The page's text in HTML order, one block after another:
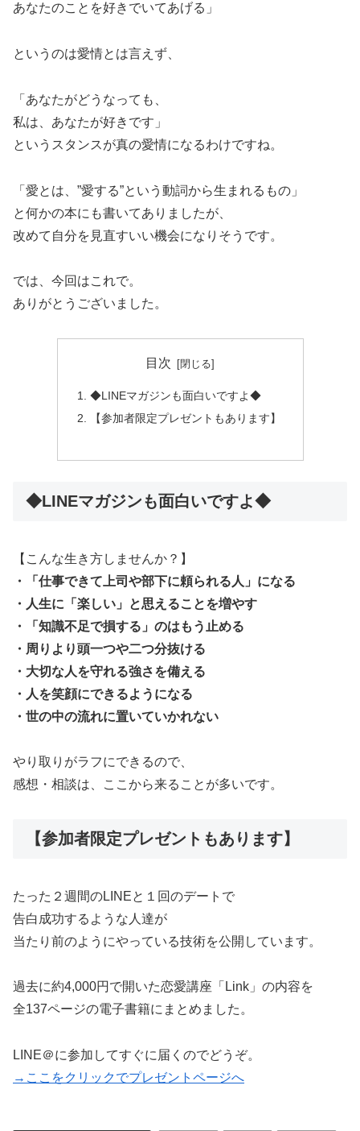
あなたのことを好きでいてあげる」
というのは愛情とは言えず、
「あなたがどうなっても、
私は、あなたが好きです」
というスタンスが真の愛情になるわけですね。
「愛とは、”愛する”という動詞から生まれるもの」
と何かの本にも書いてありましたが、
改めて自分を見直すいい機会になりそうです。
では、今回はこれで。
ありがとうございました。
目次
◆LINEマガジンも面白いですよ◆
【参加者限定プレゼントもあります】
◆LINEマガジンも面白いですよ◆
【こんな生き方しませんか？】
・「仕事できて上司や部下に頼られる人」になる
・人生に「楽しい」と思えることを増やす
・「知識不足で損する」のはもう止める
・周りより頭一つや二つ分抜ける
・大切な人を守れる強さを備える
・人を笑顔にできるようになる
・世の中の流れに置いていかれない
やり取りがラフにできるので、
感想・相談は、ここから来ることが多いです。
【参加者限定プレゼントもあります】
たった２週間のLINEと１回のデートで
告白成功するような人達が
当たり前のようにやっている技術を公開しています。
過去に約4,000円で開いた恋愛講座「Link」の内容を
全137ページの電子書籍にまとめました。
LINE＠に参加してすぐに届くのでどうぞ。
→ここをクリックでプレゼントページへ